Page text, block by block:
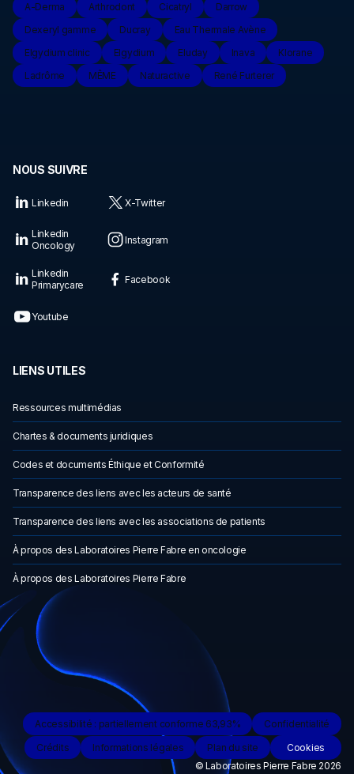
A-Derma Arthrodont Cicatryl
Darrow
Dexeryl gamme
Ducray
Eau Thermale Avène
Elgydium clinic
Elgydium Eluday Inava
Klorane
Ladrôme
MÊME Naturactive René Furterer
NOUS SUIVRE
Linkedin X-Twitter
Linkedin
Oncology
Instagram
Linkedin
Primarycare
Facebook
Youtube
LIENS UTILES
Ressources multimédias
Chartes & documents juridiques
Codes et documents Éthique et Conformité
Transparence des liens avec les acteurs de santé
Transparence des liens avec les associations de patients
À propos des Laboratoires Pierre Fabre en oncologie
À propos des Laboratoires Pierre Fabre
Accessibilité : partiellement conforme 63,93%
Confidentialité
Crédits
Informations légales Plan du site
Cookies
© Laboratoires Pierre Fabre 2026